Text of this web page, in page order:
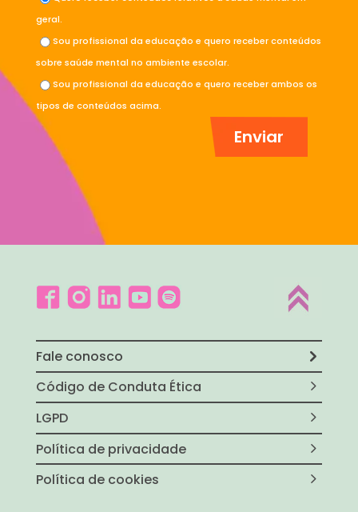
geral.
Sou profissional da educação e quero receber conteúdos
sobre saúde mental no ambiente escolar.
Sou profissional da educação e quero receber ambos os
tipos de conteúdos acima.
Fale conosco
Código de Conduta Ética
LGPD
Política de privacidade
Política de cookies